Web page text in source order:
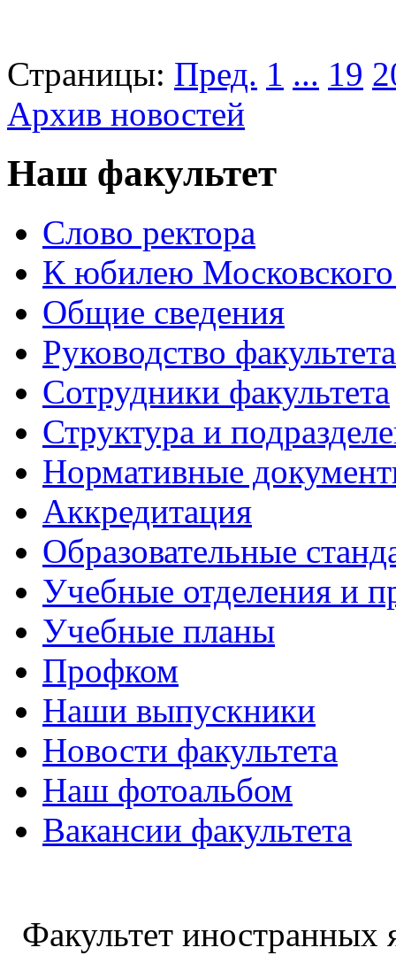
Страницы: Пред. 1 ... 19
Архив новостей
Наш факультет
Слово ректора
К юбилею Московского
Общие сведения
Руководство факультета
Сотрудники факультета
Структура и
Нормативные
Аккредитация
Образовательные
Учебные отделения и
Учебные планы
Профком
Наши выпускники
Новости факультета
Наш фотоальбом
Вакансии факультета
Факультет